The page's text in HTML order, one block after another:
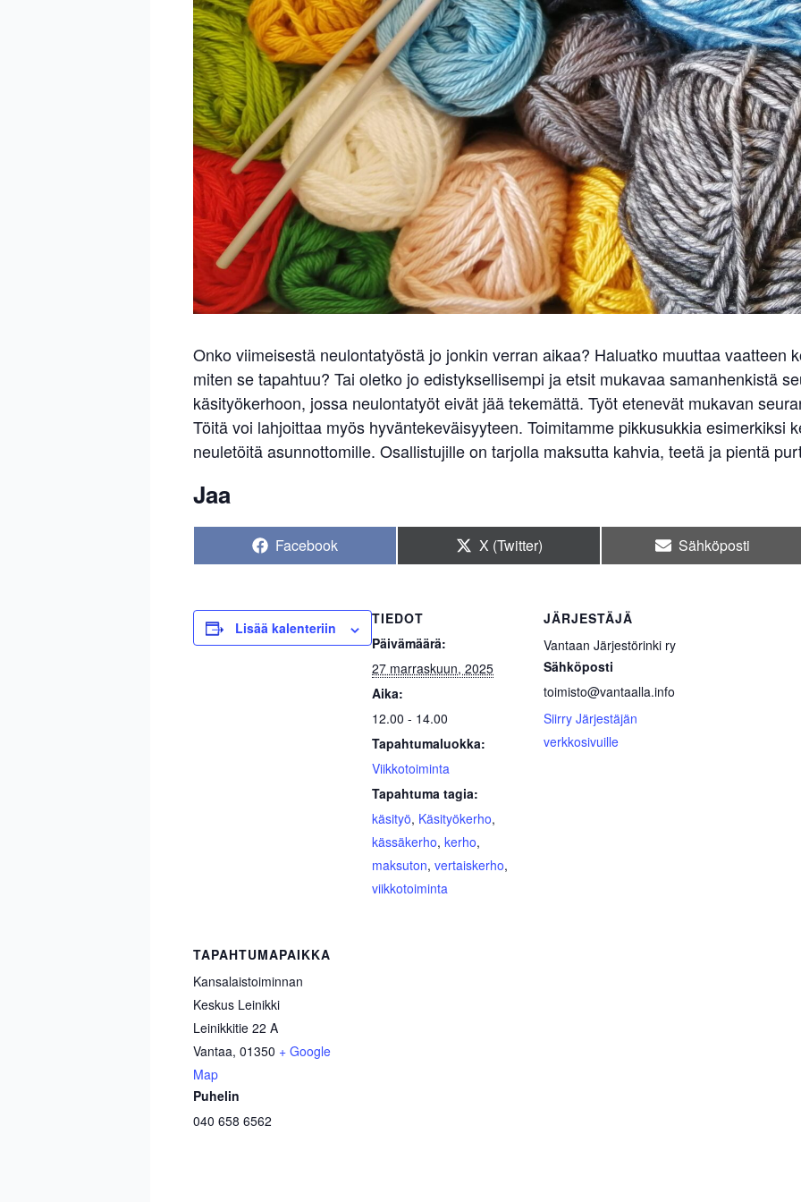
Onko viimeisestä neulontatyöstä jo jonkin verran aikaa? Haluatko muuttaa vaatteen
miten se tapahtuu? Tai oletko jo edistyksellisempi ja etsit mukavaa samanhenkistä
käsityökerhoon, jossa neulontatyöt eivät jää tekemättä. Työt etenevät mukavan
Töitä voi lahjoittaa myös hyväntekeväisyyteen. Toimitamme pikkusukkia esimerkiksi
neuletöitä asunnottomille. Osallistujille on tarjolla maksutta kahvia, teetä ja pientä
Jaa
Share
Facebook Share
X (Twitter) Share
Sähköposti
Lisää kalenteriin
TIEDOT
Päivämäärä:
27 marraskuun, 2025
Aika:
12.00 - 14.00
Tapahtumaluokka:
Viikkotoiminta
Tapahtuma tagia:
käsityö, Käsityökerho,
kässäkerho, kerho,
maksuton, vertaiskerho,
viikkotoiminta
JÄRJESTÄJÄ
Vantaan Järjestörinki ry
Sähköposti
toimisto@vantaalla.info
Siirry Järjestäjän
verkkosivuille
TAPAHTUMAPAIKKA
Kansalaistoiminnan
Keskus Leinikki
Leinikkitie 22 A
Vantaa, 01350 + Google
Map
Puhelin
040 658 6562